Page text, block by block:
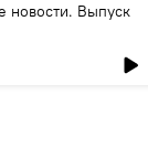
новости. Выпуск